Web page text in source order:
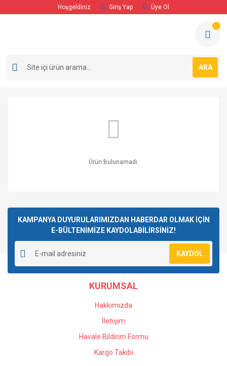
Hoşgeldiniz Giriş Yap Üye Ol
ARA
Ürün Bulunamadı.
KAMPANYA DUYURULARIMIZDAN HABERDAR OLMAK İÇİN
E-BÜLTENİMİZE KAYDOLABİLİRSİNİZ!
KAYDOL
KURUMSAL
Hakkımızda
İletişim
Havale Bildirim Formu
Kargo Takibi